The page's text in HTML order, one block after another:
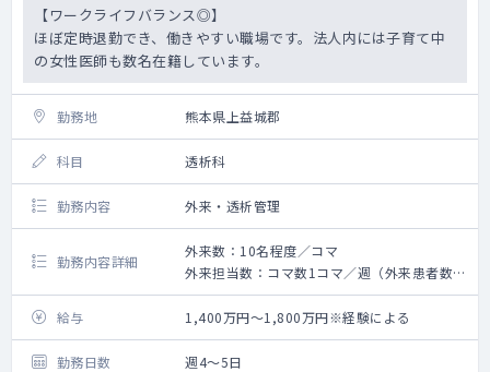
【ワークライフバランス◎】
ほぼ定時退勤でき、働きやすい職場です。法人内には子育て中
の女性医師も数名在籍しています。
勤務地 熊本県上益城郡
科目 透析科
勤務内容 外来・透析管理
勤務内容詳細
外来数：10名程度／コマ
外来担当数：コマ数1コマ／週（外来患者数：
約10名／コマ）
透析管理 ：外来HD患者数170、主治医制 ／
透析ベッド数79台／オンラインHDF、一部曜
日準夜透析あり）
給与 1,400万円～1,800万円※経験による
勤務日数 週4～5日